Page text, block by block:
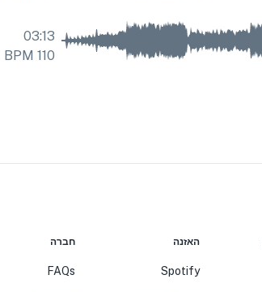
03:13
110
BPM
אפוס, קיצוני אפוס קיצוני
האזנה
Spotify
חברה
FAQs